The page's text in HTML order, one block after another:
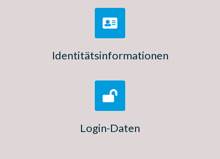
Identitätsinformationen
Login-Daten